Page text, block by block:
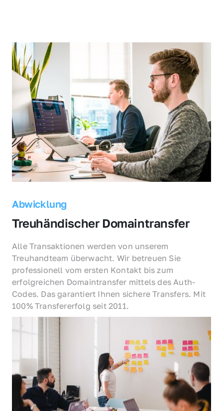
Abwicklung
Treuhändischer Domaintransfer
Alle Transaktionen werden von unserem
Treuhandteam überwacht. Wir betreuen Sie
professionell vom ersten Kontakt bis zum
erfolgreichen Domaintransfer mittels des Auth-
Codes. Das garantiert Ihnen sichere Transfers. Mit
100% Transfererfolg seit 2011.